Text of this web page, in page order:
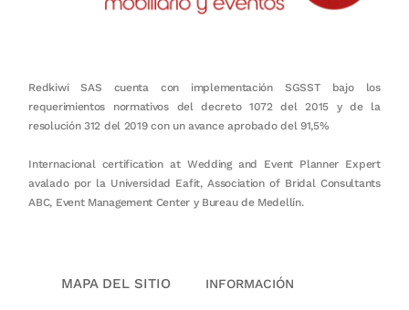
Redkiwi SAS cuenta con implementación SGSST bajo los
requerimientos normativos del decreto 1072 del 2015 y de la
resolución 312 del 2019 con un avance aprobado del 91,5%
Internacional certification at Wedding and Event Planner Expert
avalado por la Universidad Eafit, Association of Bridal Consultants
ABC, Event Management Center y Bureau de Medellín.
MAPA DEL SITIO INFORMACIÓN